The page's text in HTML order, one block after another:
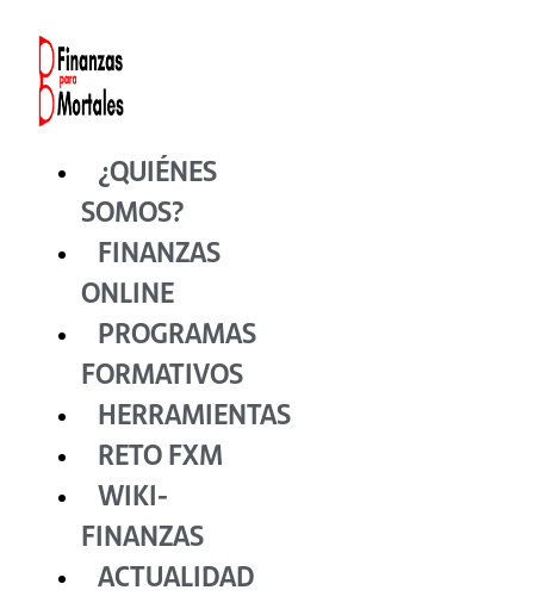
contenido
¿QUIÉNES
SOMOS?
FINANZAS
ONLINE
PROGRAMAS
FORMATIVOS
HERRAMIENTAS
RETO FXM
WIKI-
FINANZAS
ACTUALIDAD